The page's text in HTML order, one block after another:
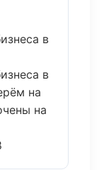
в
в
на
на